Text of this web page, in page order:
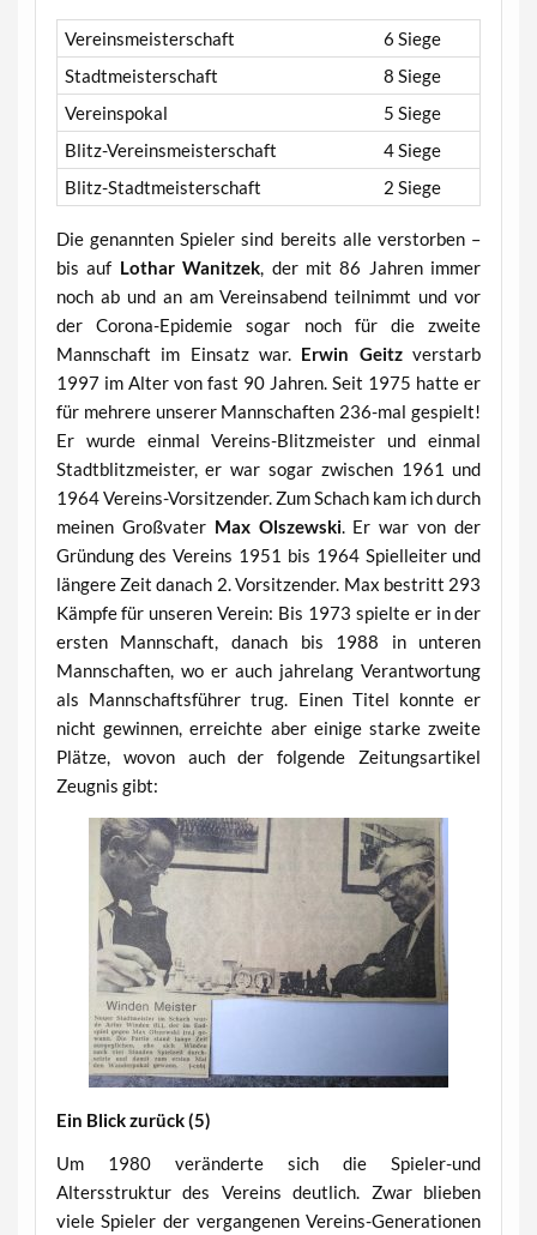
Vereinsmeisterschaft
6 Siege
Stadtmeisterschaft
8 Siege
Vereinspokal
5 Siege
Blitz-Vereinsmeisterschaft
4 Siege
Blitz-Stadtmeisterschaft
2 Siege
Die genannten Spieler sind bereits alle verstorben –
bis auf Lothar Wanitzek, der mit 86 Jahren immer
noch ab und an am Vereinsabend teilnimmt und vor
der Corona-Epidemie sogar noch für die zweite
Mannschaft im Einsatz war. Erwin Geitzverstarb
1997 im Alter von fast 90 Jahren. Seit 1975 hatte er
für mehrere unserer Mannschaften 236-mal gespielt!
Er wurde einmal Vereins-Blitzmeister und einmal
Stadtblitzmeister, er war sogar zwischen 1961 und
1964 Vereins-Vorsitzender. Zum Schach kam ich durch
meinen Großvater Max Olszewski. Er war von der
Gründung des Vereins 1951 bis 1964 Spielleiter und
längere Zeit danach 2. Vorsitzender. Max bestritt 293
Kämpfe für unseren Verein: Bis 1973 spielte er in der
ersten Mannschaft, danach bis 1988 in unteren
Mannschaften, wo er auch jahrelang Verantwortung
als Mannschaftsführer trug. Einen Titel konnte er
nicht gewinnen, erreichte aber einige starke zweite
Plätze, wovon auch der folgende Zeitungsartikel
Zeugnis gibt:
Ein Blick zurück (5)
Um 1980 veränderte sich die Spieler-und
Altersstruktur des Vereins deutlich. Zwar blieben
viele Spieler der vergangenen Vereins-Generationen